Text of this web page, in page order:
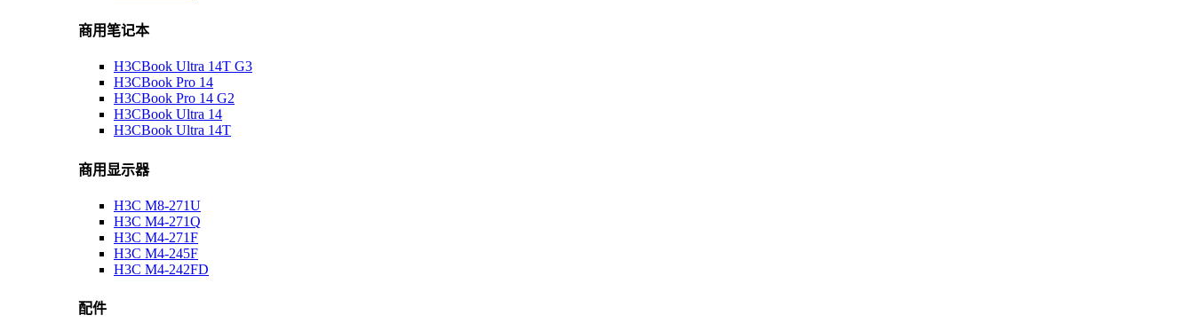
商用笔记本
H3CBook Ultra 14T G3
H3CBook Pro 14
H3CBook Pro 14 G2
H3CBook Ultra 14
H3CBook Ultra 14T
商用显示器
H3C M8-271U
H3C M4-271Q
H3C M4-271F
H3C M4-245F
H3C M4-242FD
配件